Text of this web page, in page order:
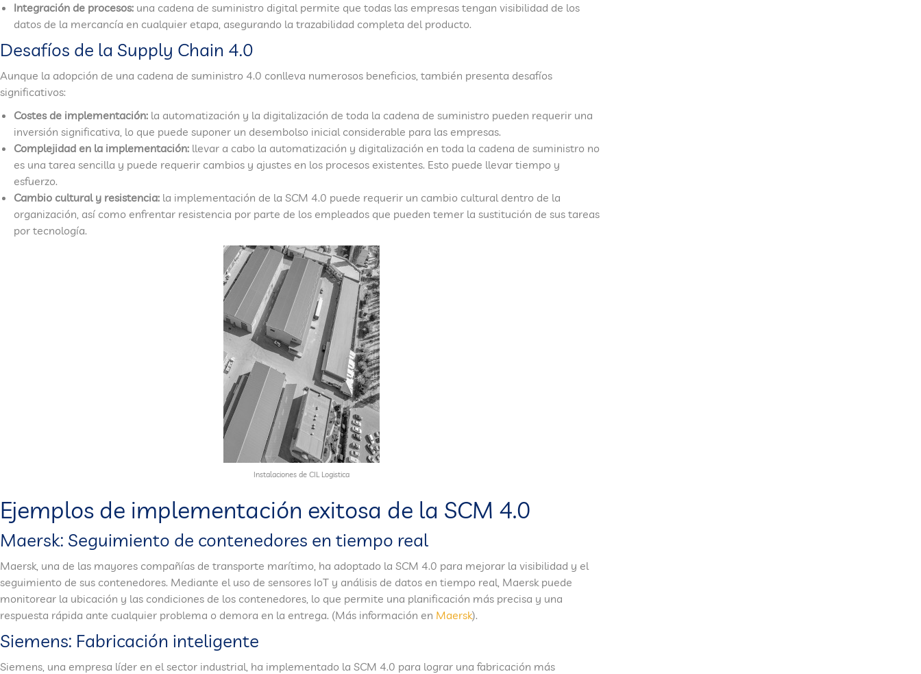
Integración de procesos: una cadena de suministro digital permite que todas las empresas tengan visibilidad de los
datos de la mercancía en cualquier etapa, asegurando la trazabilidad completa del producto.
Desafíos de la Supply Chain 4.0
Aunque la adopción de una cadena de suministro 4.0 conlleva numerosos beneficios, también presenta desafíos
significativos:
Costes de implementación: la automatización y la digitalización de toda la cadena de suministro pueden requerir una
inversión significativa, lo que puede suponer un desembolso inicial considerable para las empresas.
Complejidad en la implementación: llevar a cabo la automatización y digitalización en toda la cadena de suministro no
es una tarea sencilla y puede requerir cambios y ajustes en los procesos existentes. Esto puede llevar tiempo y
esfuerzo.
Cambio cultural y resistencia: la implementación de la SCM 4.0 puede requerir un cambio cultural dentro de la
organización, así como enfrentar resistencia por parte de los empleados que pueden temer la sustitución de sus tareas
por tecnología.
Instalaciones de CIL Logistica
Ejemplos de implementación exitosa de la SCM 4.0
Maersk: Seguimiento de contenedores en tiempo real
Maersk, una de las mayores compañías de transporte marítimo, ha adoptado la SCM 4.0 para mejorar la visibilidad y el
seguimiento de sus contenedores. Mediante el uso de sensores IoT y análisis de datos en tiempo real, Maersk puede
monitorear la ubicación y las condiciones de los contenedores, lo que permite una planificación más precisa y una
respuesta rápida ante cualquier problema o demora en la entrega. (Más información en Maersk).
Siemens: Fabricación inteligente
Siemens, una empresa líder en el sector industrial, ha implementado la SCM 4.0 para lograr una fabricación más